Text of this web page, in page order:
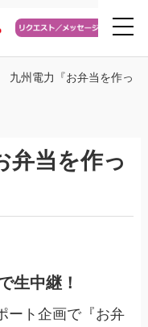
九州電力『お弁当を作っ
弁当を作っ
生中継！
ート企画で『お弁